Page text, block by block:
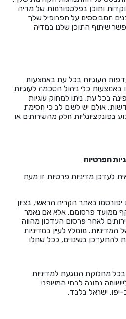
ותוכן בפלטפורמות של מדיה
המבוססים על הפרופיל שלך
שיתוף התוכן שלנו במדיה
העוגיות בכל עת באמצעות
כלי ניהול הסכמה לעוגיות
בכל עת. ניתן למחוק עוגיות
אולם יש לשים לב כי חסימת
בפונקציונליות חלק מהשירותים או
לעדכן מדיניות פרטיות זו מעת
יפורסמו באתר הקריה הראשי, בציון
ממועד פרסומם, אלא אם נאמר
לאחר פרסום העדכון מהווה
מומלץ לעיין במדיניות
בשינויים, ככל שחלו.
מחלוקת הנוגעת למדיניות
נתונה לבתי המשפט
יפו, ישראל בלבד.